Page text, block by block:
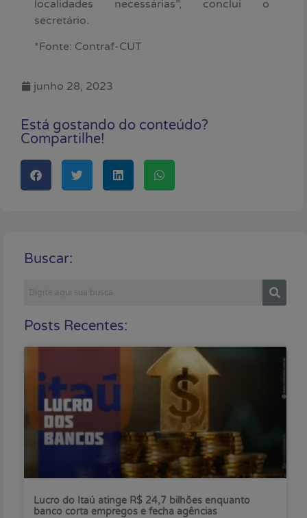
localidades necessárias”, conclui o
secretário.
*Fonte: Contraf-CUT
junho 28, 2023
Está gostando do conteúdo?
Compartilhe!
Buscar:
Posts Recentes:
Lucro do Itaú atinge R$ 24,7 bilhões enquanto
banco corta empregos e fecha agências